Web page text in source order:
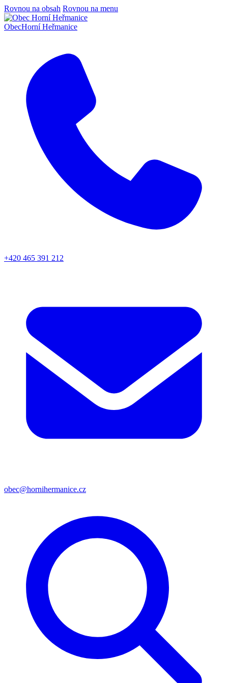
Rovnou na obsah Rovnou na menu
ObecHorní Heřmanice
+420 465 391 212
obec@hornihermanice.cz